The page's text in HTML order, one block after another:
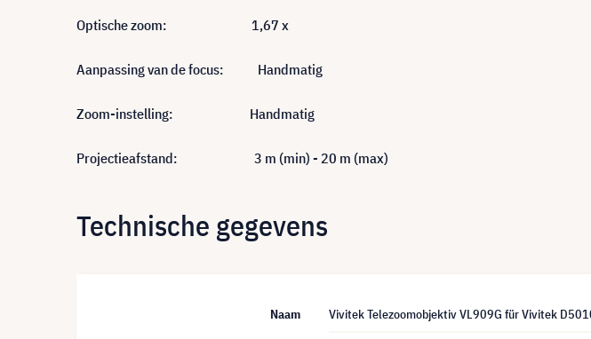
Optische zoom: 1,67 x
Aanpassing van de focus: Handmatig
Zoom-instelling: Handmatig
Projectieafstand: 3 m (min) - 20 m (max)
Technische gegevens
Naam Vivitek Telezoomobjektiv VL909G für Vivitek